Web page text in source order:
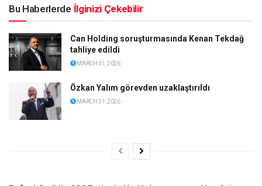
Bu Haberlerde İlginizi Çekebilir
Can Holding soruşturmasında Kenan Tekdağ
tahliye edildi
MARCH 31, 2026
Özkan Yalım görevden uzaklaştırıldı
MARCH 31, 2026